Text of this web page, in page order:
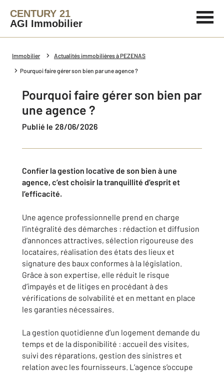
CENTURY 21
AGI Immobilier
Immobilier Actualités immobilières à PEZENAS
Pourquoi faire gérer son bien par une agence ?
Pourquoi faire gérer son bien par
une agence ?
Publié le 28/06/2026
Confier la gestion locative de son bien à une
agence, c’est choisir la tranquillité d’esprit et
l’efficacité.
Une agence professionnelle prend en charge
l’intégralité des démarches : rédaction et diffusion
d’annonces attractives, sélection rigoureuse des
locataires, réalisation des états des lieux et
signature des baux conformes à la législation.
Grâce à son expertise, elle réduit le risque
d’impayés et de litiges en procédant à des
vérifications de solvabilité et en mettant en place
les garanties nécessaires.
La gestion quotidienne d’un logement demande du
temps et de la disponibilité : accueil des visites,
suivi des réparations, gestion des sinistres et
relation avec les fournisseurs. L’agence s’occupe